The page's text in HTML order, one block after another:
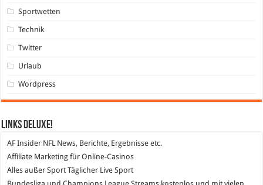
Sportwetten
Technik
Twitter
Urlaub
Wordpress
Links DeLuXe!
AF Insider NFL News, Berichte, Ergebnisse etc.
Affiliate Marketing für Online-Casinos
Alles außer SportTäglicher Live Sport